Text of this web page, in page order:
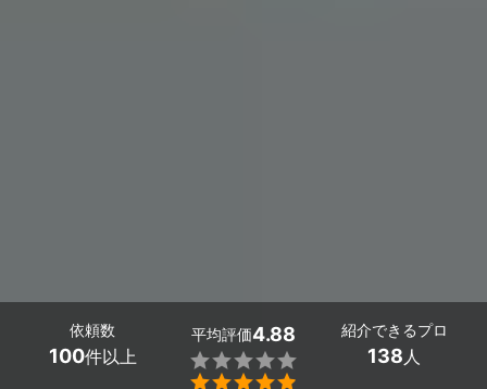
依頼数
100件以上
平均評価4.88


紹介できるプロ
138人